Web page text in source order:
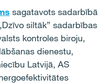
sagatavots sadarbībā
siltāk” sadarbības
kontroles biroju,
dienestu,
Latvijā, AS